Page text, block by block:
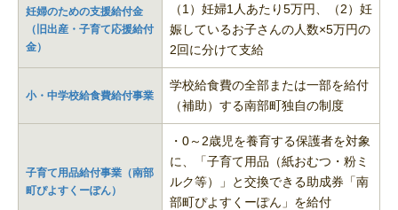
妊婦のための支援給付金
（旧出産・子育て応援給付
金）
（1）妊婦1人あたり5万円、（2）妊
娠しているお子さんの人数×5万円の
2回に分けて支給
小・中学校給食費給付事業
学校給食費の全部または一部を給付
（補助）する南部町独自の制度
子育て用品給付事業（南部
町ぴよすくーぽん）
・0～2歳児を養育する保護者を対象
に、「子育て用品（紙おむつ・粉ミ
ルク等）」と交換できる助成券「南
部町ぴよすくーぽん」を給付